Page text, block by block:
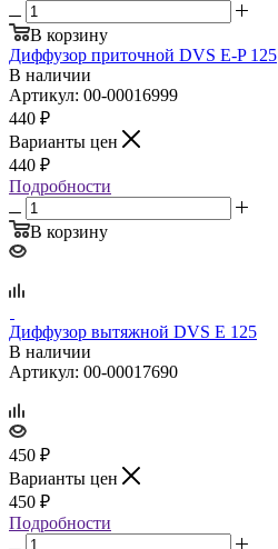
В корзину
Диффузор приточной DVS E‑P 125
В наличии
Артикул: 00-00016999
440 ₽
Варианты цен
440 ₽
Подробности
В корзину
Диффузор вытяжной DVS E 125
В наличии
Артикул: 00-00017690
450 ₽
Варианты цен
450 ₽
Подробности